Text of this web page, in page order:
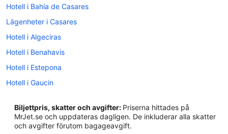
Hotell i Bahía de Casares
Lägenheter i Casares
Hotell i Algeciras
Hotell i Benahavis
Hotell i Estepona
Hotell i Gaucin
Hotell i Júzcar
Hotell i La Gaspara
Biljettpris, skatter och avgifter: Priserna hittades på
MrJet.se och uppdateras dagligen. De inkluderar alla skatter
och avgifter förutom bagageavgift.